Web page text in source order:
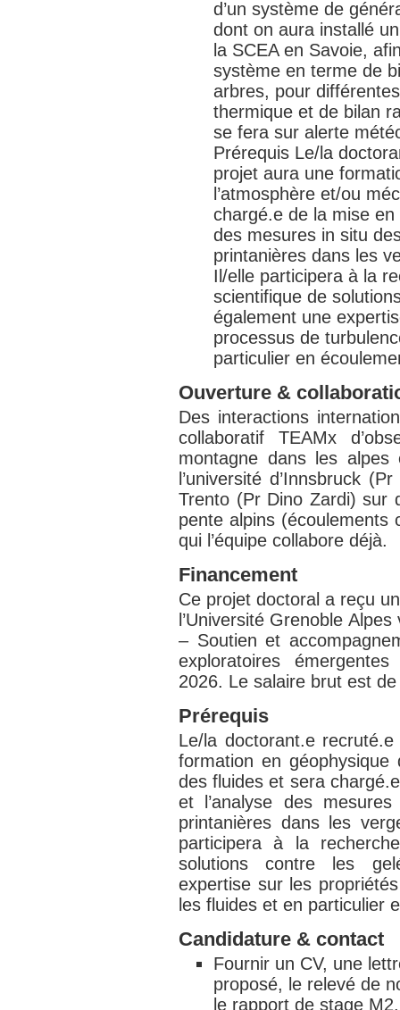
d’un système de
dont on aura installé
la SCEA en Savoie,
système en terme de
arbres, pour
thermique et de bilan
se fera sur alerte
Prérequis Le/la
projet aura une
l’atmosphère et/ou
chargé.e de la mise en
des mesures in situ
printanières dans les
Il/elle participera à la
scientifique de
également une
processus de
particulier en
Ouverture &
Des interactions
collaboratif TEAMx
montagne dans les alpes
l’université d’Innsbruck
Trento (Pr Dino Zardi) sur
pente alpins (écoulements
qui l’équipe collabore déjà.
Financement
Ce projet doctoral a reçu
l’Université Grenoble
– Soutien et
exploratoires
2026. Le salaire brut est
Prérequis
Le/la doctorant.e
formation en géophysique
des fluides et sera
et l’analyse des
printanières dans les
participera à la
solutions contre les
expertise sur les
les fluides et en particulier
Candidature & contact
Fournir un CV, une
proposé, le relevé de
le rapport de stage M2.